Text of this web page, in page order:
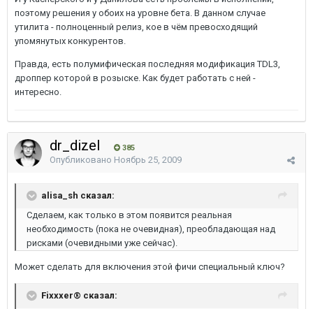
поэтому решения у обоих на уровне бета. В данном случае
утилита - полноценный релиз, кое в чём превосходящий
упомянутых конкурентов.
Правда, есть полумифическая последняя модификация TDL3,
дроппер которой в розыске. Как будет работать с ней -
интересно.
dr_dizel 385
Опубликовано Ноябрь 25, 2009
alisa_sh сказал:
Сделаем, как только в этом появится реальная
необходимость (пока не очевидная), преобладающая над
рисками (очевидными уже сейчас).
Может сделать для включения этой фичи специальный ключ?
Fixxxer® сказал: